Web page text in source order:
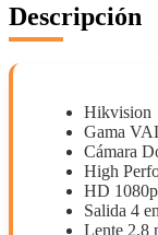
Descripción
Hikvision
Gama
Cámara
High
HD
Salida 4
Lente 2.8